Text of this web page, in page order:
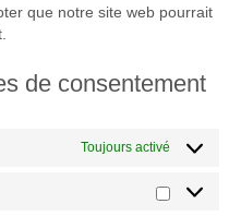
que notre site web pourrait
de consentement
Toujours activé